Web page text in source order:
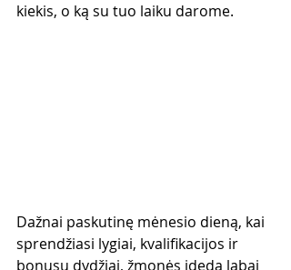
kiekis, o ką su tuo laiku darome.
Dažnai paskutinę mėnesio dieną, kai
sprendžiasi lygiai, kvalifikacijos ir
bonusų dydžiai, žmonės įdeda labai